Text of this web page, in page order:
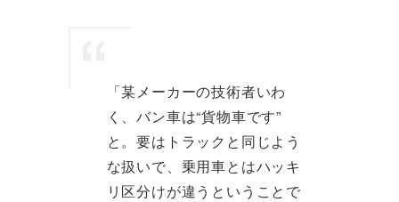
「某メーカーの技術者いわ
く、バン車は“貨物車です”
と。要はトラックと同じよう
な扱いで、乗用車とはハッキ
リ区分けが違うということで